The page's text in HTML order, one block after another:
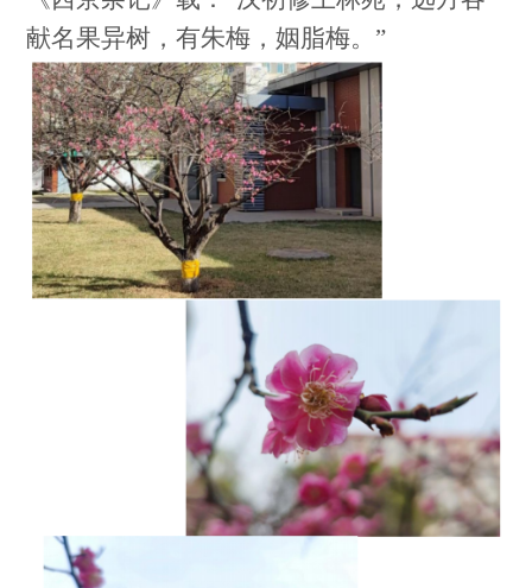
献名果异树，有朱梅，姻脂梅。”